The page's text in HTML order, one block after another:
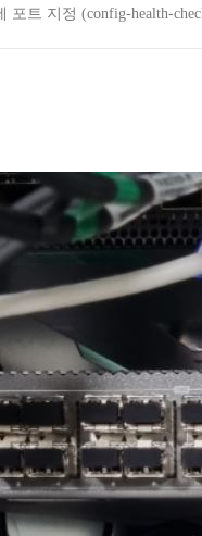
포트 지정 (config-health-